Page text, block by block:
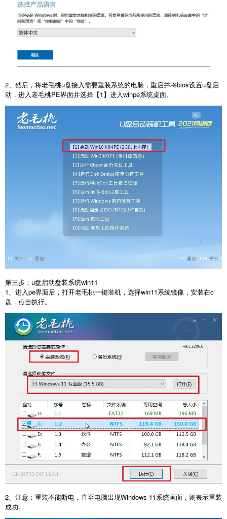
2、然后，将老毛桃u盘接入需要重装系统的电脑，重启并将bios设置u盘启
动，进入老毛桃PE界面并选择【1】进入winpe系统桌面。
第三步：u盘启动盘装系统win11
1、进入pe界面后，打开老毛桃一键装机，选择win11系统镜像，安装在c
盘，点击执行。
2、注意：重装不能断电，直至电脑出现Windows 11系统画面，则表示重装
成功。